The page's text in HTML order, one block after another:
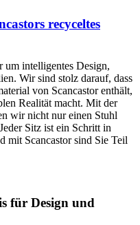
recyceltes
intelligentes Design,
Wir sind stolz darauf, dass
von Scancastor enthält,
Realität macht. Mit der
wir nicht nur einen Stuhl
Sitz ist ein Schritt in
mit Scancastor sind Sie Teil
für Design und